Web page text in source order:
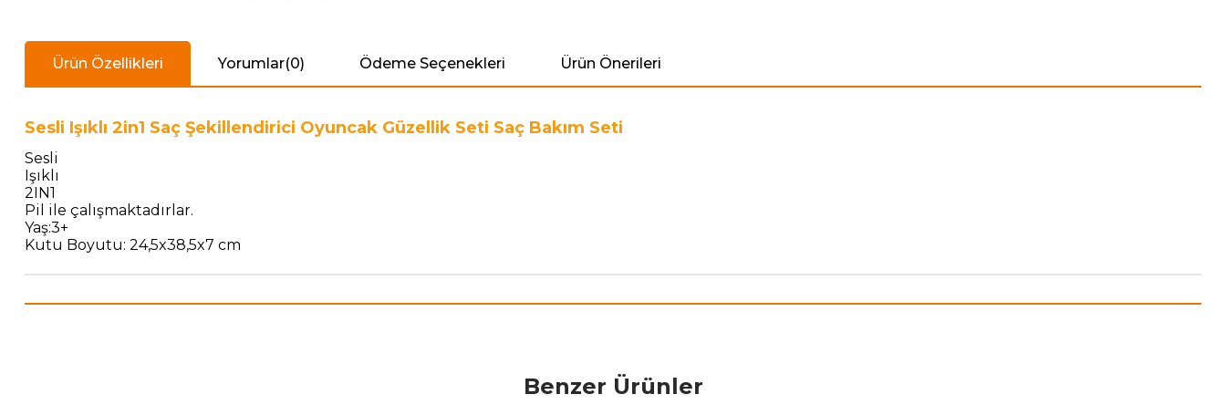
Ürün Özellikleri Yorumlar(0) Ödeme Seçenekleri Ürün Önerileri
Sesli Işıklı 2in1 Saç Şekillendirici Oyuncak Güzellik Seti Saç Bakım Seti
Sesli
Işıklı
2IN1
Pil ile çalışmaktadırlar.
Yaş:3+
Kutu Boyutu: 24,5x38,5x7 cm
Benzer Ürünler